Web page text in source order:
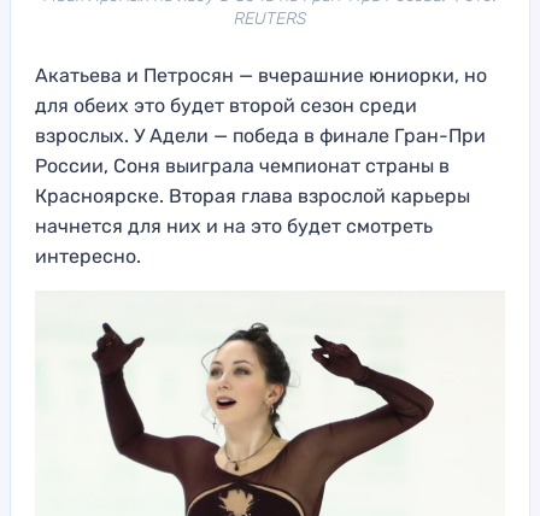
REUTERS
Акатьева и Петросян — вчерашние юниорки, но
для обеих это будет второй сезон среди
взрослых. У Адели — победа в финале Гран-При
России, Соня выиграла чемпионат страны в
Красноярске. Вторая глава взрослой карьеры
начнется для них и на это будет смотреть
интересно.